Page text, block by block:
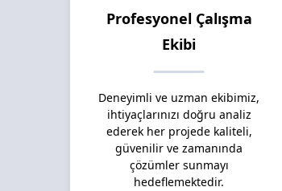
Profesyonel Çalışma
Ekibi
Deneyimli ve uzman ekibimiz,
ihtiyaçlarınızı doğru analiz
ederek her projede kaliteli,
güvenilir ve zamanında
çözümler sunmayı
hedeflemektedir.